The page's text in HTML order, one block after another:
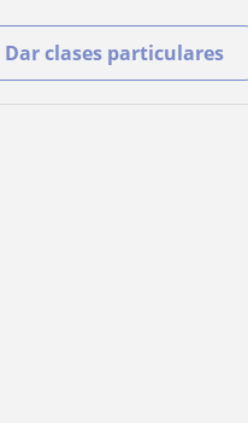
Dar clases particulares